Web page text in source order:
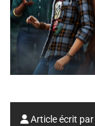
Article écrit par